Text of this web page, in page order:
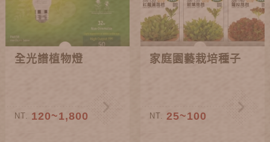
全光譜植物燈
NT. 120~1,800
家庭園藝栽培種子
NT. 25~100